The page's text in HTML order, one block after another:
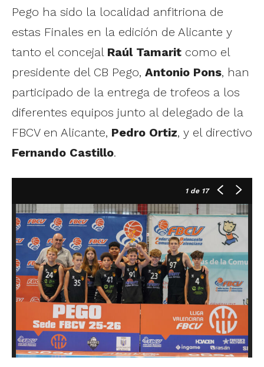
Pego ha sido la localidad anfitriona de
estas Finales en la edición de Alicante y
tanto el concejal Raúl Tamarit como el
presidente del CB Pego, Antonio Pons, han
participado de la entrega de trofeos a los
diferentes equipos junto al delegado de la
FBCV en Alicante, Pedro Ortiz, y el directivo
Fernando Castillo.
1de 17